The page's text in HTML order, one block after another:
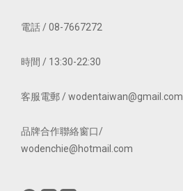
電話 / 08-7667272
時間 / 13:30-22:30
客服電郵 / wodentaiwan@gmail.com
品牌合作聯絡窗口/
wodenchie@hotmail.com